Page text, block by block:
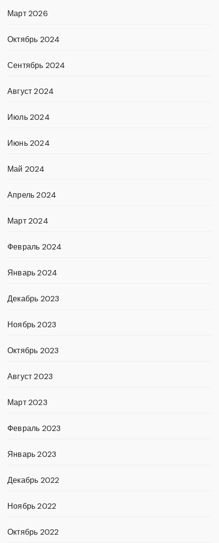
Март 2026
Октябрь 2024
Сентябрь 2024
Август 2024
Июль 2024
Июнь 2024
Май 2024
Апрель 2024
Март 2024
Февраль 2024
Январь 2024
Декабрь 2023
Ноябрь 2023
Октябрь 2023
Август 2023
Март 2023
Февраль 2023
Январь 2023
Декабрь 2022
Ноябрь 2022
Октябрь 2022